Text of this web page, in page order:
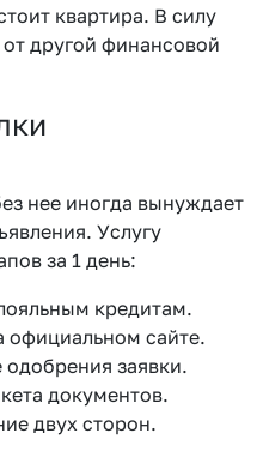
квартира. В силу
другой финансовой
нее иногда вынуждает
Услугу
за 1 день:
кредитам.
официальном сайте.
заявки.
документов.
двух сторон.